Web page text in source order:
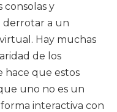
consolas y
derrotar a un
Hay muchas
de los
hace que estos
uno no es un
interactiva con